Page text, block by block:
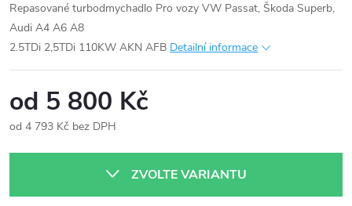
Repasované turbodmychadlo Pro vozy VW Passat, Škoda Superb,
Audi A4 A6 A8
2.5TDi 2,5TDi 110KW AKN AFB Detailní informace
od 5 800 Kč
od 4 793 Kč bez DPH
ZVOLTE VARIANTU